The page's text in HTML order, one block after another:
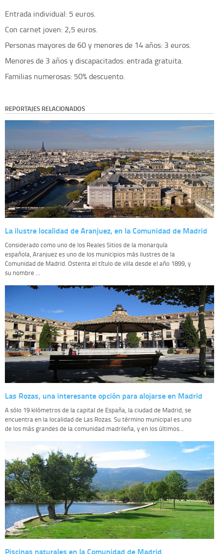
Entrada individual: 5 euros.
Con carnet joven: 2,5 euros.
Personas mayores de 60 y menores de 14 años: 3 euros.
Menores de 3 años y discapacitados: entrada gratuita.
Familias numerosas: 50% descuento.
REPORTAJES RELACIONADOS
La ilustre localidad de Aranjuez, en la Comunidad de Madrid
Considerado como uno de los Reales Sitios de la monarquía
española, Aranjuez es uno de los municipios más ilustres de la
Comunidad de Madrid. Ostenta el título de villa desde el año 1899, y
su nombre ...
Las Rozas, una interesante opción para alojarse en Madrid
A sólo 19 kilómetros de la capital de España, la ciudad de Madrid, se
encuentra en la localidad de Las Rozas. Su término municipal es uno
de los más grandes de la comunidad madrileña, y en los últimos...
Piscinas naturales en la Comunidad de Madrid